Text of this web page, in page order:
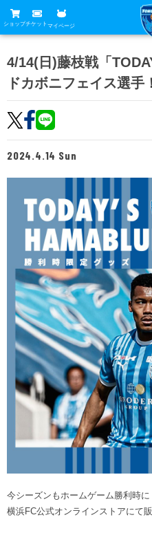
ショップチケット マイページ
グッズ
ホームタウン
トップチーム
試合
アカデミー
試合
試合日程
チケット
チケットガイド
チケット購入方法
販売スケジュール
ニッパツシート
Buy Ticket Here
チーム
スケジュール
練習見学について
横浜FC観戦ガイド
試合会場アクセス
観戦ルール・マナー
クラブ
クラブ概要
フリ丸のページ
ヒストリー
サステナビリティ
ホームタウン活動
横浜FCスポーツクラブ
ニッパツ横浜FCシーガルズ
ファン
横浜FC公式オンラインショッ
クラブメンバー
スタータークラブ
スペシャルコンテンツ
オリジナルビール
アカデミー
育成ビジョン
試合日程・結果
アカデミー選手
アカデミースタッフ
フェニックスクラブ
チアスクール
パートナー
パートナー一覧
あしながドリーム基金
お問い合わせ
お問い合わせ
4/14(日)藤枝戦「
ドカボニフェイス選手
2024.4.14 Sun
今シーズンもホームゲーム勝利時
横浜FC公式オンラインストアにて